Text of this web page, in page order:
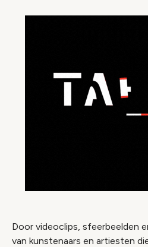
Door videoclips, sfeerbeelden
van kunstenaars en artiesten